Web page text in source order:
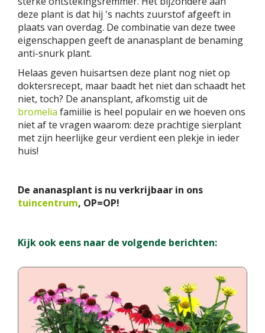
deze plant is dat hij 's nachts zuurstof afgeeft in
plaats van overdag. De combinatie van deze twee
eigenschappen geeft de ananasplant de benaming
anti-snurk plant.
Helaas geven huisartsen deze plant nog niet op
doktersrecept, maar baadt het niet dan schaadt het
niet, toch? De anansplant, afkomstig uit de
bromelia famiilie is heel populair en we hoeven ons
niet af te vragen waarom: deze prachtige sierplant
met zijn heerlijke geur verdient een plekje in ieder
huis!
De ananasplant is nu verkrijbaar in ons
tuincentrum, OP=OP!
Kijk ook eens naar de volgende berichten: